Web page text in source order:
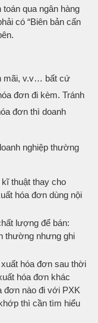
qua ngân hàng
có “Biên bản cấn
mãi, v.v… bất cứ
đơn đi kèm. Tránh
đơn thì doanh
nghiệp thường
thuật thay cho
hóa đơn dùng nội
lượng để bán:
thường nhưng ghi
hóa đơn sau thời
hóa đơn khác
đơn nào đi với PXK
thì cần tìm hiểu